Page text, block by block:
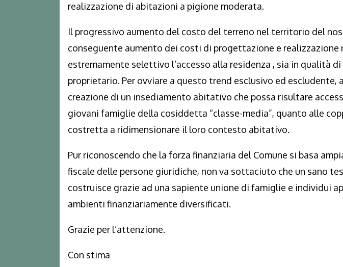
realizzazione di abitazioni a pigione moderata.
Il progressivo aumento del costo del terreno nel territorio del
conseguente aumento dei costi di progettazione e realizzazione
estremamente selettivo l’accesso alla residenza , sia in qualità
proprietario. Per ovviare a questo trend esclusivo ed escludente,
creazione di un insediamento abitativo che possa risultare
giovani famiglie della cosiddetta “classe-media”, quanto alle
costretta a ridimensionare il loro contesto abitativo.
Pur riconoscendo che la forza finanziaria del Comune si basa
fiscale delle persone giuridiche, non va sottaciuto che un sano
costruisce grazie ad una sapiente unione di famiglie e individui
ambienti finanziariamente diversificati.
Grazie per l’attenzione.
Con stima